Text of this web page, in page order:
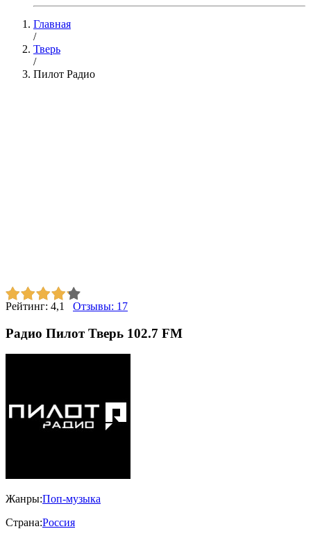
Главная
/
Тверь
/
Пилот Радио
Рейтинг: 4,1 Отзывы: 17
Радио Пилот Тверь 102.7 FM
Жанры:Поп-музыка
Страна:Россия